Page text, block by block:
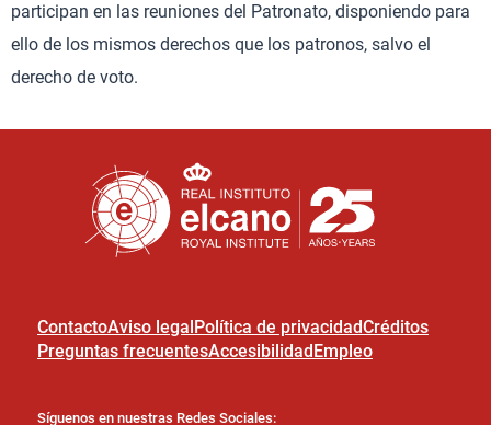
participan en las reuniones del Patronato, disponiendo para
ello de los mismos derechos que los patronos, salvo el
derecho de voto.
ContactoAviso legalPolítica de privacidadCréditos
Preguntas frecuentesAccesibilidadEmpleo
Síguenos en nuestras Redes Sociales: